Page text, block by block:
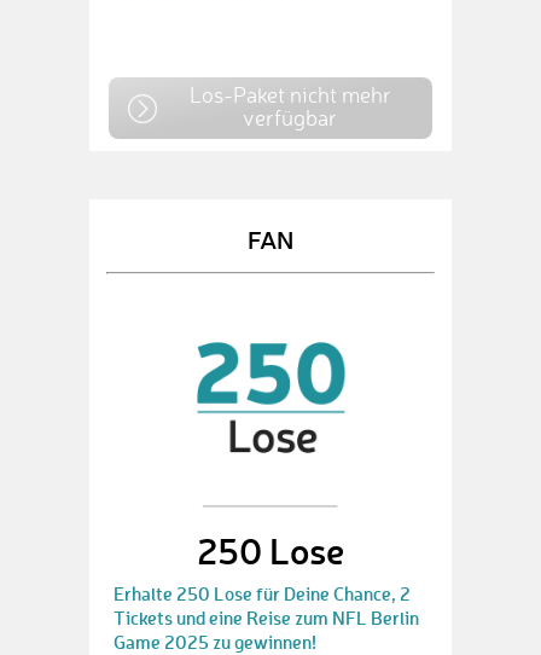
Los-Paket nicht mehr
verfügbar
FAN
250 Lose
Erhalte 250 Lose für Deine Chance, 2
Tickets und eine Reise zum NFL Berlin
Game 2025 zu gewinnen!